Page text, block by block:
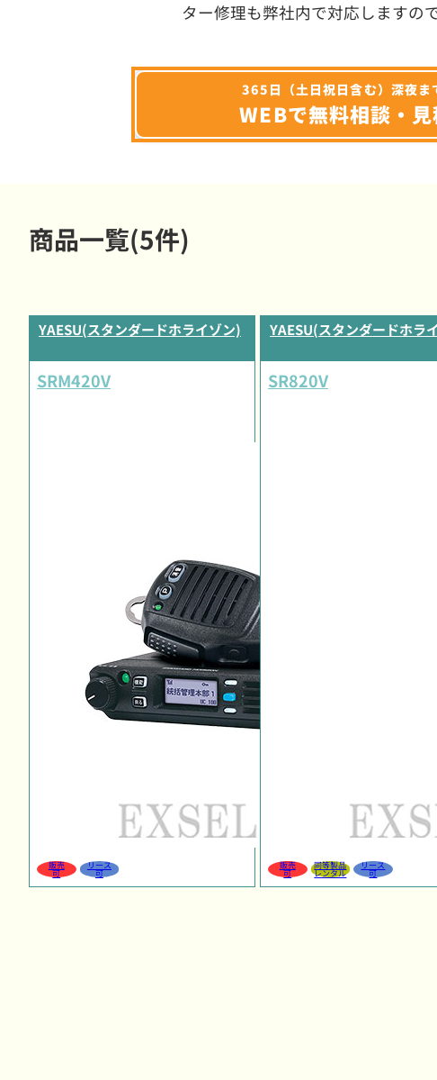
ター修理も弊社内で対応しますの
365日（土日祝日含む）深夜ま
WEBで無料相談・見
商品一覧(5件)
YAESU(スタンダードホライゾン)
SRM420V
販売
可
リース
可
YAESU(スタンダードホラ
SR820V
販売
可
同等製品
レンタル
リース
可